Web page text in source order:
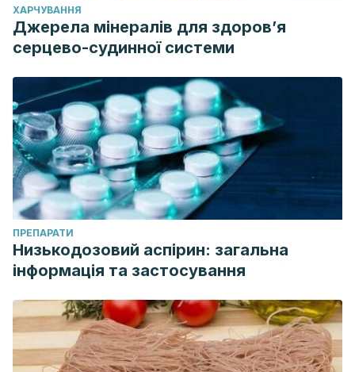
ХАРЧУВАННЯ
Джерела мінералів для здоров’я
серцево-судинної системи
ПРЕПАРАТИ
Низькодозовий аспірин: загальна
інформація та застосування